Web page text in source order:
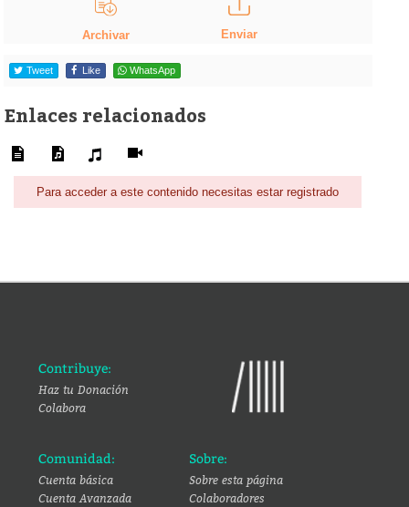
Archivar Enviar
Tweet Like WhatsApp
Enlaces relacionados
Para acceder a este contenido necesitas estar registrado
Contribuye:
Haz tu Donación
Colabora
Comunidad:
Cuenta básica
Cuenta Avanzada
Sobre:
Sobre esta página
Colaboradores